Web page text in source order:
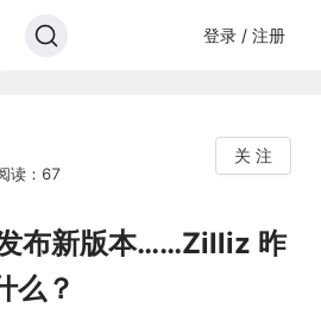
登录 / 注册
读：67
关 注
布新版本……Zilliz 昨
么？